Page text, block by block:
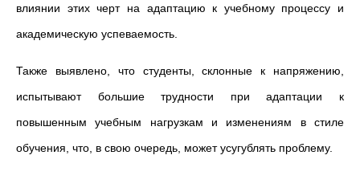
влиянии этих черт на адаптацию к учебному процессу и
академическую успеваемость.
Также выявлено, что студенты, склонные к напряжению,
испытывают большие трудности при адаптации к
повышенным учебным нагрузкам и изменениям в стиле
обучения, что, в свою очередь, может усугублять проблему.